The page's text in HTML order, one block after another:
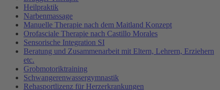
Heilpraktik
Narbenmassage
Manuelle Therapie nach dem Maitland Konzept
Orofasciale Therapie nach Castillo Morales
Sensorische Integration SI
Beratung und Zusammenarbeit mit Eltern, Lehrern, Erziehern
etc.
Grobmotoriktraining
Schwangerenwassergymnastik
Rehasportlizenz für Herzerkrankungen